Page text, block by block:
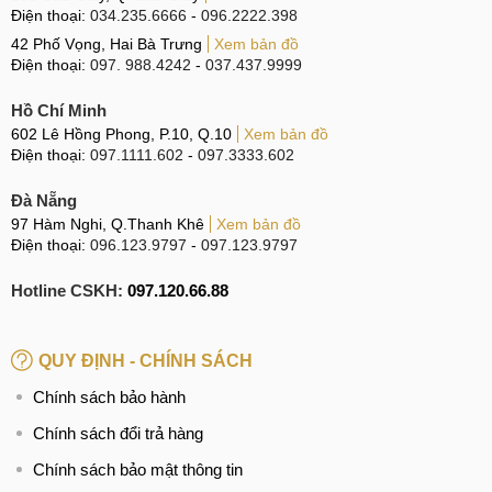
Có rất nhiều những nguyên nhân khác nhau đều có thể gây
ra tình trạng hư vỡ màn hình trên chiếc Samsung Galaxy
từ cách sử dụng của người dùng. Dưới đây là một vài
những nguyên nhân chủ yếu mà MobileCity đã giúp bạn liệt
Người dùng bất cẩn làm rơi chiếc Galaxy A51 từ trên
cao xuống mặt phẳng cứng hay va chạm mạnh với vật
là nguyên nhân gây nứt, vỡ màn hình.
Chiếc Galaxy A51 bị rơi xuống nước khiến nước xâm
có thể nứt vỡ màn hình.
Điện thoại: 034.235.6666 - 096.2222.398
42 Phố Vọng, Hai Bà Trưng
Xem bản đồ
Điện thoại: 097. 988.4242 - 037.437.9999
Hồ Chí Minh
602 Lê Hồng Phong, P.10, Q.10
Xem bản đồ
Điện thoại: 097.1111.602 - 097.3333.602
Đà Nẵng
97 Hàm Nghi, Q.Thanh Khê
Xem bản đồ
Điện thoại: 096.123.9797 - 097.123.9797
Hotline CSKH: 097.120.66.88
QUY ĐỊNH - CHÍNH SÁCH
Chính sách bảo hành
Chính sách đổi trả hàng
Chính sách bảo mật thông tin